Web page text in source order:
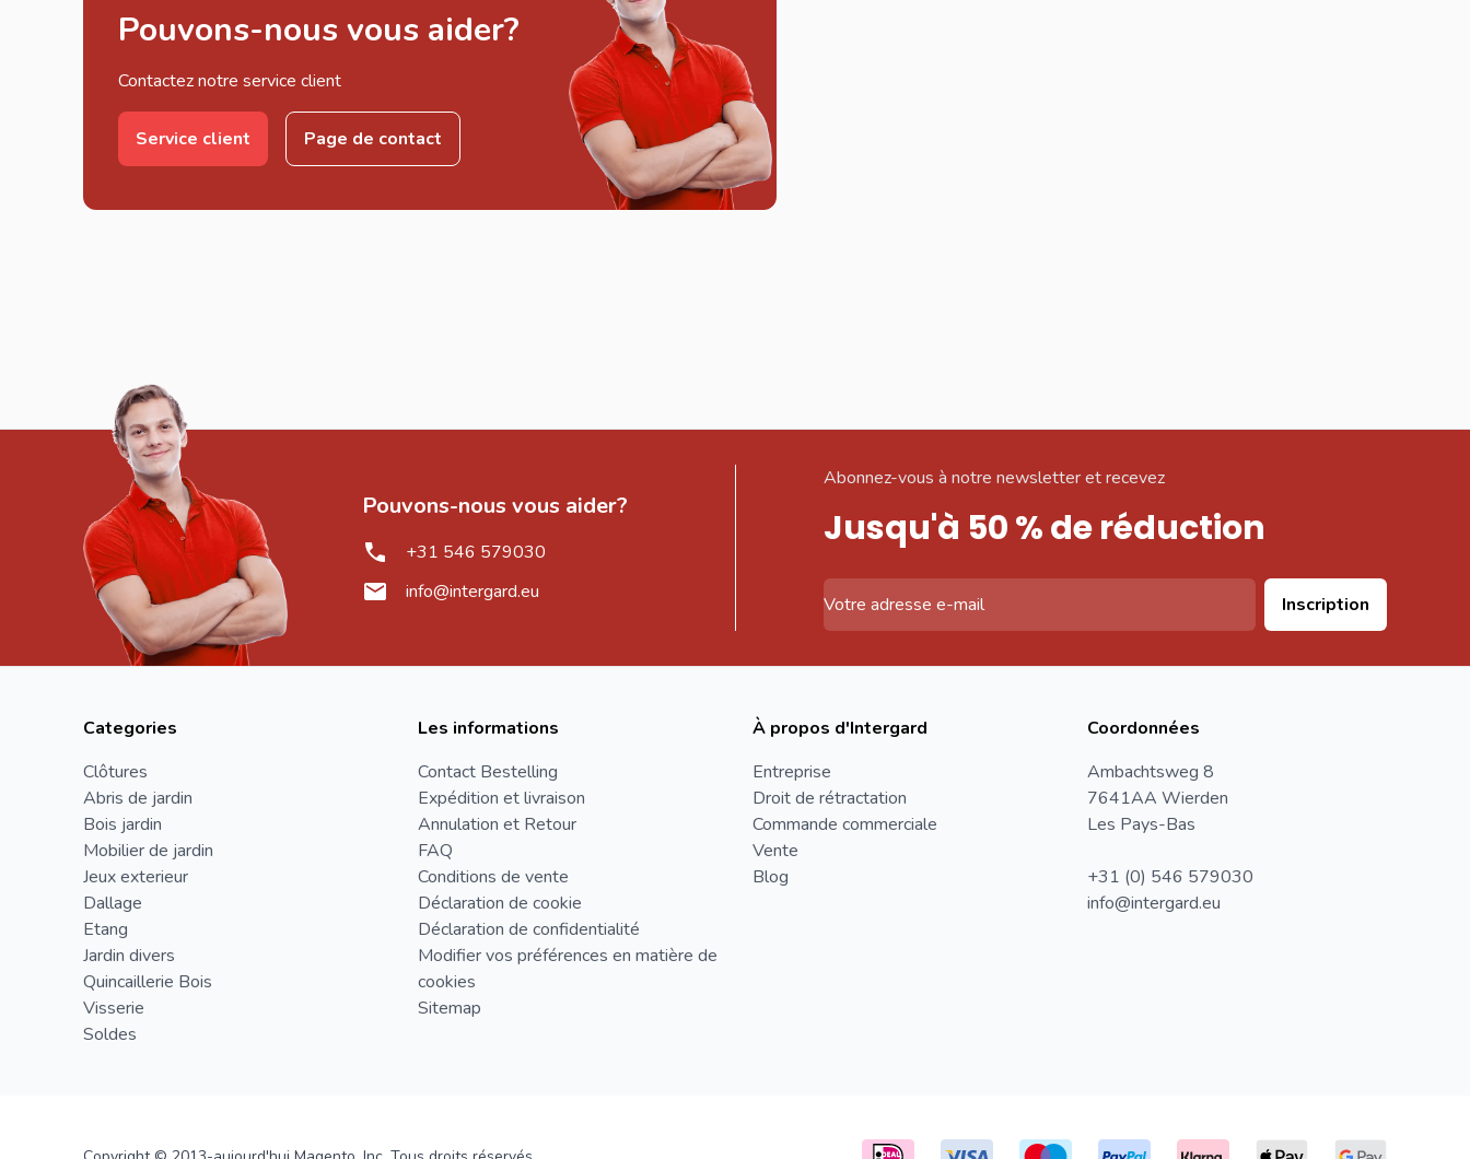
Pouvons-nous vous aider?
Contactez notre service client
Service client Page de contact
Pouvons-nous vous aider?
+31 546 579030
info@intergard.eu
Abonnez-vous à notre newsletter et recevez
Jusqu'à 50 % de réduction
Inscription
Categories
Clôtures
Abris de jardin
Bois jardin
Mobilier de jardin
Jeux exterieur
Dallage
Etang
Jardin divers
Quincaillerie Bois
Visserie
Soldes
Les informations
Contact Bestelling
Expédition et livraison
Annulation et Retour
FAQ
Conditions de vente
Déclaration de cookie
Déclaration de confidentialité
Modifier vos préférences en matière de
cookies
Sitemap
À propos d'Intergard
Entreprise
Droit de rétractation
Commande commerciale
Vente
Blog
Coordonnées
Ambachtsweg 8
7641AA Wierden
Les Pays-Bas
+31 (0) 546 579030
info@intergard.eu